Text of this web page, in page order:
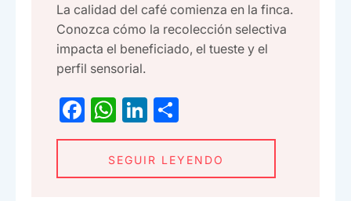
La calidad del café comienza en la finca.
Conozca cómo la recolección selectiva
impacta el beneficiado, el tueste y el
perfil sensorial.
F
a
e
W
h
at
s
Li
n
ke
dI
o
m
p
SEGUIR LEYENDO